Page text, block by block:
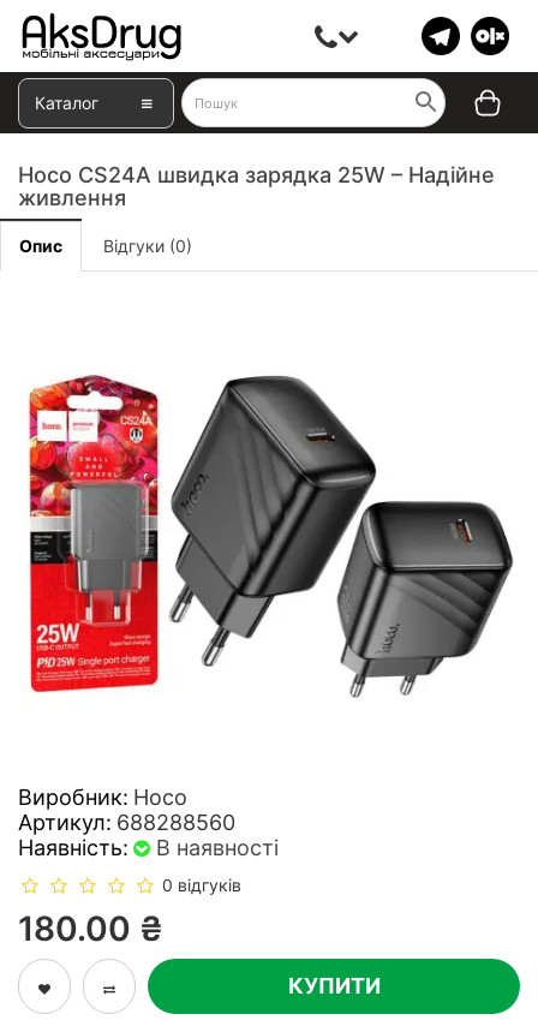
Каталог
Hoco CS24A швидка зарядка 25W – Надійне
живлення
Опис Відгуки (0)
Виробник: Hoco
Артикул: 688288560
Наявність:
В наявності
0 відгуків
180.00 ₴
КУПИТИ